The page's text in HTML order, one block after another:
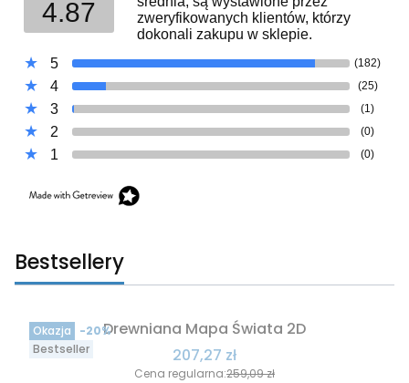
4.87
zweryfikowanych klientów, którzy
dokonali zakupu w sklepie.
5
(182)
4 (25)
3 (1)
2 (0)
1 (0)
Bestsellery
Okazja
Bestseller
Drewniana Mapa Świata 2D
Cena promocyjna
207,27 zł
Cena regularna:259,09 zł
-20%